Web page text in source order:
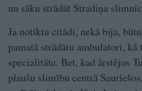
un sāku strādāt Stradiņa
Ja notiktu citādi, nekā bija,
pamatā strādātu ambulatori, kā
specialitāte. Bet, kad ārstējos
plaušu slimību centrā